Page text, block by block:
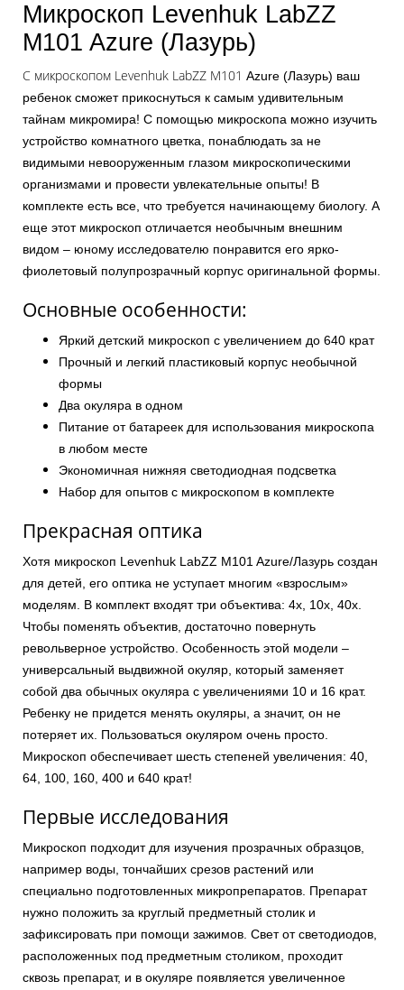
Микроскоп Levenhuk LabZZ
M101 Azure (Лазурь)
С микроскопом Levenhuk LabZZ M101 Azure (Лазурь) ваш
ребенок сможет прикоснуться к самым удивительным
тайнам микромира! С помощью микроскопа можно изучить
устройство комнатного цветка, понаблюдать за не
видимыми невооруженным глазом микроскопическими
организмами и провести увлекательные опыты! В
комплекте есть все, что требуется начинающему биологу. А
еще этот микроскоп отличается необычным внешним
видом – юному исследователю понравится его ярко-
фиолетовый полупрозрачный корпус оригинальной формы.
Основные особенности:
Яркий детский микроскоп с увеличением до 640 крат
Прочный и легкий пластиковый корпус необычной
формы
Два окуляра в одном
Питание от батареек для использования микроскопа
в любом месте
Экономичная нижняя светодиодная подсветка
Набор для опытов с микроскопом в комплекте
Прекрасная оптика
Хотя микроскоп Levenhuk LabZZ M101 Azure/Лазурь создан
для детей, его оптика не уступает многим «взрослым»
моделям. В комплект входят три объектива: 4x, 10x, 40x.
Чтобы поменять объектив, достаточно повернуть
револьверное устройство. Особенность этой модели –
универсальный выдвижной окуляр, который заменяет
собой два обычных окуляра с увеличениями 10 и 16 крат.
Ребенку не придется менять окуляры, а значит, он не
потеряет их. Пользоваться окуляром очень просто.
Микроскоп обеспечивает шесть степеней увеличения: 40,
64, 100, 160, 400 и 640 крат!
Первые исследования
Микроскоп подходит для изучения прозрачных образцов,
например воды, тончайших срезов растений или
специально подготовленных микропрепаратов. Препарат
нужно положить за круглый предметный столик и
зафиксировать при помощи зажимов. Свет от светодиодов,
расположенных под предметным столиком, проходит
сквозь препарат, и в окуляре появляется увеличенное